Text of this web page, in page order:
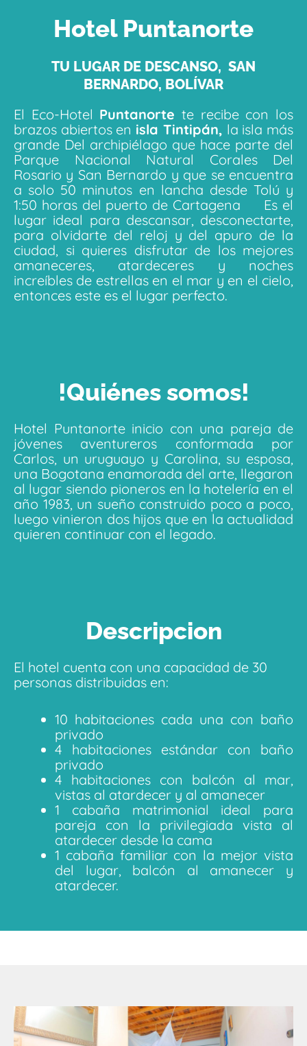
Hotel Puntanorte
TU LUGAR DE DESCANSO, SAN
BERNARDO, BOLÍVAR
El Eco-Hotel Puntanorte te recibe con los
brazos abiertos en isla Tintipán, la isla más
grande Del archipiélago que hace parte del
Parque Nacional Natural Corales Del
Rosario y San Bernardo y que se encuentra
a solo 50 minutos en lancha desde Tolú y
1:50 horas del puerto de Cartagena Es el
lugar ideal para descansar, desconectarte,
para olvidarte del reloj y del apuro de la
ciudad, si quieres disfrutar de los mejores
amaneceres, atardeceres y noches
increíbles de estrellas en el mar y en el cielo,
entonces este es el lugar perfecto.
!Quiénes somos!
Hotel Puntanorte inicio con una pareja de
jóvenes aventureros conformada por
Carlos, un uruguayo y Carolina, su esposa,
una Bogotana enamorada del arte, llegaron
al lugar siendo pioneros en la hotelería en el
año 1983, un sueño construido poco a poco,
luego vinieron dos hijos que en la actualidad
quieren continuar con el legado.
Descripcion
El hotel cuenta con una capacidad de 30
personas distribuidas en:
10 habitaciones cada una con baño
privado
4 habitaciones estándar con baño
privado
4 habitaciones con balcón al mar,
vistas al atardecer y al amanecer
1 cabaña matrimonial ideal para
pareja con la privilegiada vista al
atardecer desde la cama
1 cabaña familiar con la mejor vista
del lugar, balcón al amanecer y
atardecer.